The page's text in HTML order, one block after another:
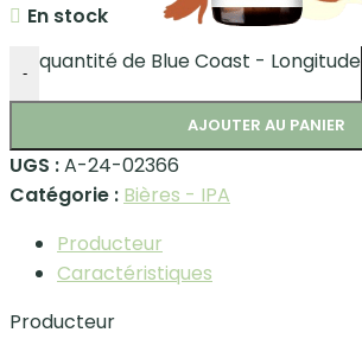
En stock
- quantité de Blue Coast - Longitude
AJOUTER AU PANIER
UGS :A-24-02366
Catégorie : Bières - IPA
Producteur
Caractéristiques
Producteur